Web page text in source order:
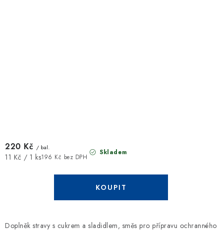
Skladem
196 Kč bez DPH
220 Kč / bal.
Měrná
11 Kč / 1 ks
Doplněk stravy s cukrem a sladidlem, směs pro přípravu ochranného